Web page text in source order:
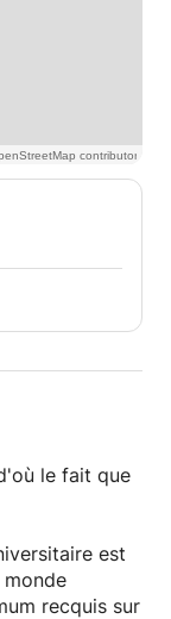
le fait que
est
recquis sur